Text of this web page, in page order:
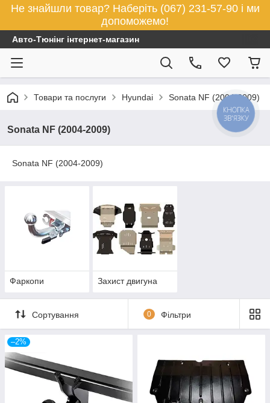
Не знайшли товар? Наберіть (067) 231-57-90 і ми
допоможемо!
Авто-Тюнінг інтернет-магазин
Товари та послуги Hyundai Sonata NF (2004-2009)
Sonata NF (2004-2009)
Sonata NF (2004-2009)
Фаркопи Захист двигуна
Сортування 0 Фільтри
–2%
КНОПКА
ЗВ'ЯЗКУ